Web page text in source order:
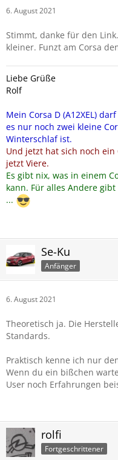
6. August 2021
Stimmt, danke für den
kleiner. Funzt am Corsa
Liebe Grüße
Rolf
Mein Corsa D (A12XEL)
es nur noch zwei kleine
Winterschlaf ist.
Und jetzt hat sich noch ein
jetzt Viere.
Es gibt nix, was in einem
kann. Für alles Andere
...
Se-Ku
Anfänger
6. August 2021
Theoretisch ja. Die
Standards.
Praktisch kenne ich nur
Wenn du ein bißchen
User noch Erfahrungen
rolfi
Fortgeschrittener